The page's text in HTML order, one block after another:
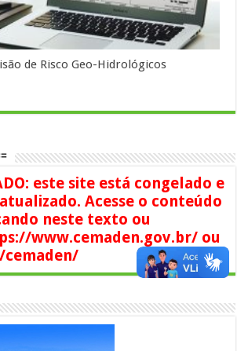
de Risco Geo-Hidrológicos
este site está congelado e
Acesse o conteúdo
neste texto ou
www.cemaden.gov.br/ ou